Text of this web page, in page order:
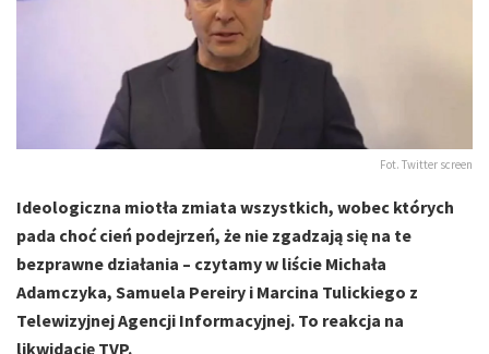
Fot. Twitter screen
Ideologiczna miotła zmiata wszystkich, wobec których
pada choć cień podejrzeń, że nie zgadzają się na te
bezprawne działania – czytamy w liście Michała
Adamczyka, Samuela Pereiry i Marcina Tulickiego z
Telewizyjnej Agencji Informacyjnej. To reakcja na
likwidację TVP.